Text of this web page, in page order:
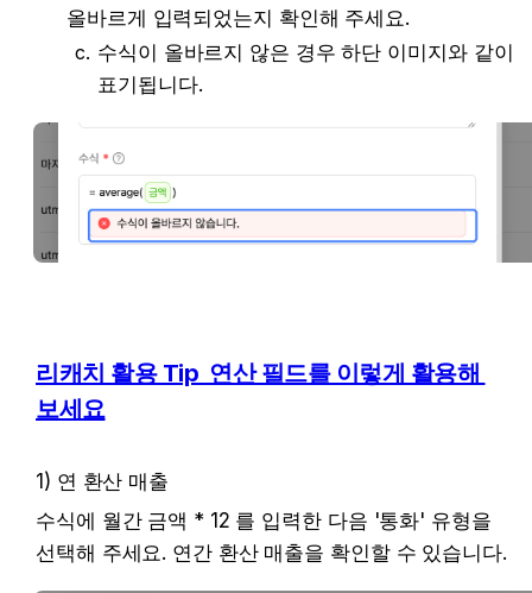
올바르게 입력되었는지 확인해 주세요.
수식이 올바르지 않은 경우 하단 이미지와 같이
표기됩니다.
리캐치 활용 Tip  연산 필드를 이렇게 활용해
보세요
1) 연 환산 매출
수식에 월간 금액 * 12 를 입력한 다음 '통화' 유형을
선택해 주세요. 연간 환산 매출을 확인할 수 있습니다.